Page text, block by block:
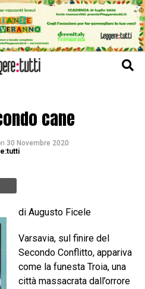
cane
30 Novembre 2020
di Augusto Ficele
Varsavia, sul finire del
Secondo Conflitto, appariva
come la funesta Troia, una
città massacrata dall’orrore